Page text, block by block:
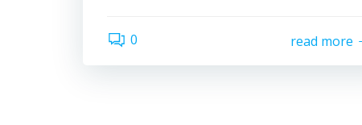
0 read more